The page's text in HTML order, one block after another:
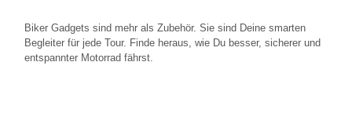
Biker Gadgets sind mehr als Zubehör. Sie sind Deine smarten
Begleiter für jede Tour. Finde heraus, wie Du besser, sicherer und
entspannter Motorrad fährst.